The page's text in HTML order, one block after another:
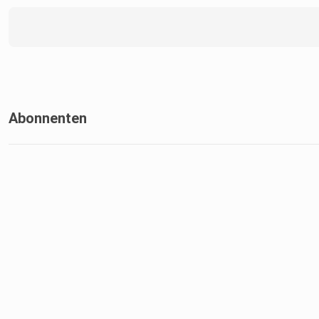
Abonnenten